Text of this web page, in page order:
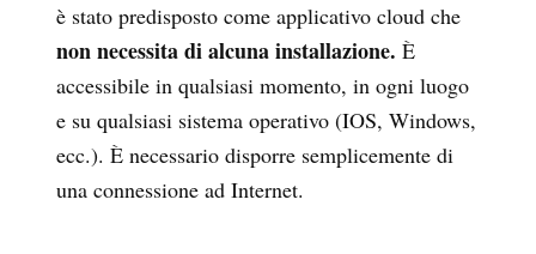
è stato predisposto come applicativo cloud che
non necessita di alcuna installazione. È
accessibile in qualsiasi momento, in ogni luogo
e su qualsiasi sistema operativo (IOS, Windows,
ecc.). È necessario disporre semplicemente di
una connessione ad Internet.